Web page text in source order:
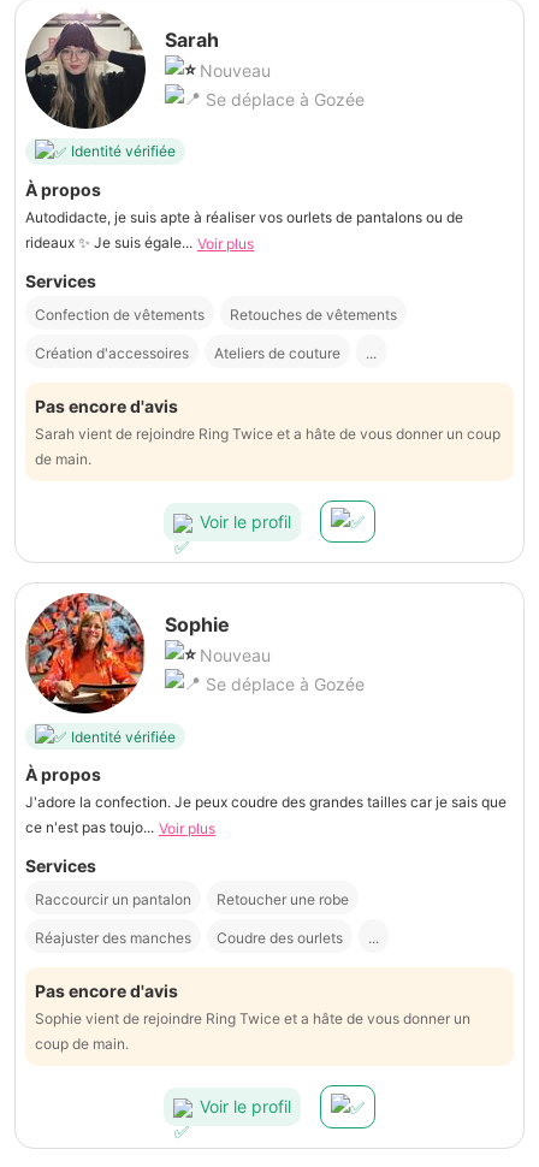
Sarah
Nouveau
Se déplace à Gozée
Identité vérifiée
À propos
Autodidacte, je suis apte à réaliser vos ourlets de pantalons ou de
rideaux ✨️ Je suis égale... Voir plus
Services
Confection de vêtements Retouches de vêtements
Création d'accessoires Ateliers de couture ...
Pas encore d'avis
Sarah vient de rejoindre Ring Twice et a hâte de vous donner un coup
de main.
Voir le profil
Sophie
Nouveau
Se déplace à Gozée
Identité vérifiée
À propos
J'adore la confection. Je peux coudre des grandes tailles car je sais que
ce n'est pas toujo... Voir plus
Services
Raccourcir un pantalon Retoucher une robe
Réajuster des manches Coudre des ourlets ...
Pas encore d'avis
Sophie vient de rejoindre Ring Twice et a hâte de vous donner un
coup de main.
Voir le profil